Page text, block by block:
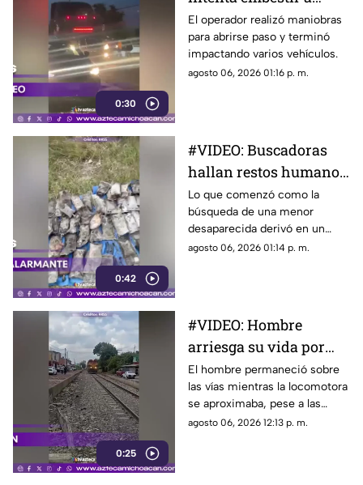
0:30
manifestantes durante
bloqueo
El operador realizó maniobras
para abrirse paso y terminó
impactando varios vehículos.
agosto 06, 2026 01:16 p. m.
0:42
#VIDEO: Buscadoras
hallan restos humanos
y más de 400 residuos
médicos
Lo que comenzó como la
búsqueda de una menor
desaparecida derivó en un
hallazgo que encendió las
agosto 06, 2026 01:14 p. m.
0:25
#VIDEO: Hombre
arriesga su vida por
grabar un video frente
al tren
El hombre permaneció sobre
las vías mientras la locomotora
se aproximaba, pese a las
advertencias del operador.
agosto 06, 2026 12:13 p. m.